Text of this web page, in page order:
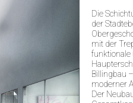
Die
der
mit der
funktionale
Billingbau
moderner
Der